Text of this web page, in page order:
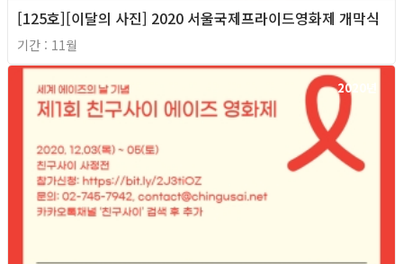
[125호][이달의 사진] 2020 서울국제프라이드영화제 개막식
기간 : 11월
2020년